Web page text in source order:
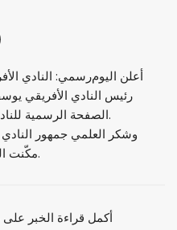
أعلن اليوم
رئيس النادي الأفريقي
الصفحة الرسمية للنادي عن رفع عقوبة المنع من الإنتداب.
وشكر العلمي جمهور النادي
مكّنت الفريق من خلاص جزء كبير من ديونه.
أكمل قراءة الخبر